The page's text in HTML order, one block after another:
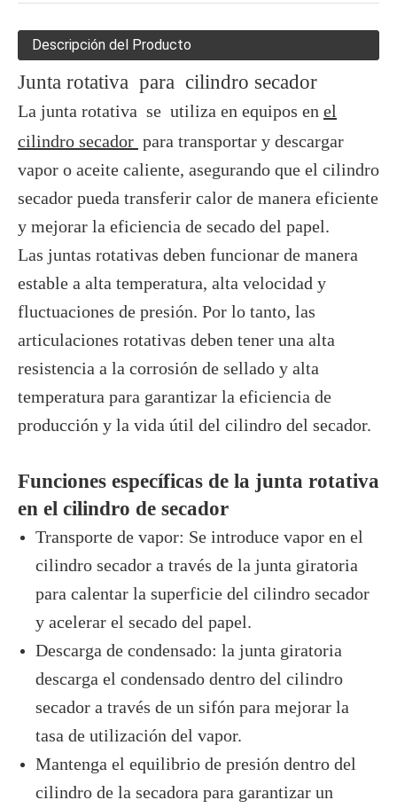
Descripción del Producto
Junta rotativa para cilindro secador
La junta rotativa se utiliza en equipos en el
cilindro secador para transportar y descargar
vapor o aceite caliente, asegurando que el cilindro
secador pueda transferir calor de manera eficiente
y mejorar la eficiencia de secado del papel.
Las juntas rotativas deben funcionar de manera
estable a alta temperatura, alta velocidad y
fluctuaciones de presión. Por lo tanto, las
articulaciones rotativas deben tener una alta
resistencia a la corrosión de sellado y alta
temperatura para garantizar la eficiencia de
producción y la vida útil del cilindro del secador.
Funciones específicas de la junta rotativa
en el cilindro de secador
Transporte de vapor: Se introduce vapor en el
cilindro secador a través de la junta giratoria
para calentar la superficie del cilindro secador
y acelerar el secado del papel.
Descarga de condensado: la junta giratoria
descarga el condensado dentro del cilindro
secador a través de un sifón para mejorar la
tasa de utilización del vapor.
Mantenga el equilibrio de presión dentro del
cilindro de la secadora para garantizar un